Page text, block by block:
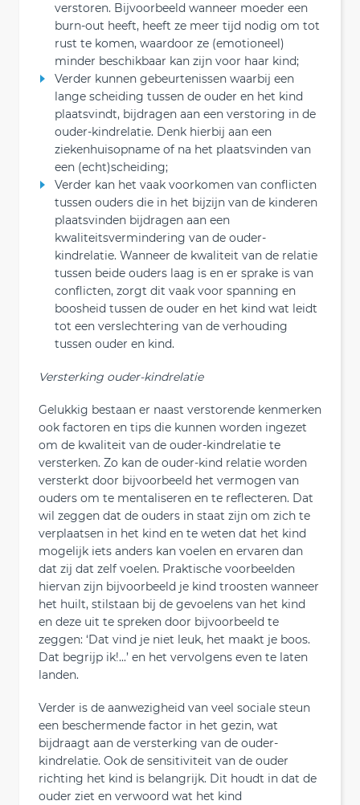
verstoren. Bijvoorbeeld wanneer moeder een
burn-out heeft, heeft ze meer tijd nodig om tot
rust te komen, waardoor ze (emotioneel)
minder beschikbaar kan zijn voor haar kind;
Verder kunnen gebeurtenissen waarbij een
lange scheiding tussen de ouder en het kind
plaatsvindt, bijdragen aan een verstoring in de
ouder-kindrelatie. Denk hierbij aan een
ziekenhuisopname of na het plaatsvinden van
een (echt)scheiding;
Verder kan het vaak voorkomen van conflicten
tussen ouders die in het bijzijn van de kinderen
plaatsvinden bijdragen aan een
kwaliteitsvermindering van de ouder-
kindrelatie. Wanneer de kwaliteit van de relatie
tussen beide ouders laag is en er sprake is van
conflicten, zorgt dit vaak voor spanning en
boosheid tussen de ouder en het kind wat leidt
tot een verslechtering van de verhouding
tussen ouder en kind.
Versterking ouder-kindrelatie
Gelukkig bestaan er naast verstorende kenmerken
ook factoren en tips die kunnen worden ingezet
om de kwaliteit van de ouder-kindrelatie te
versterken. Zo kan de ouder-kind relatie worden
versterkt door bijvoorbeeld het vermogen van
ouders om te mentaliseren en te reflecteren. Dat
wil zeggen dat de ouders in staat zijn om zich te
verplaatsen in het kind en te weten dat het kind
mogelijk iets anders kan voelen en ervaren dan
dat zij dat zelf voelen. Praktische voorbeelden
hiervan zijn bijvoorbeeld je kind troosten wanneer
het huilt, stilstaan bij de gevoelens van het kind
en deze uit te spreken door bijvoorbeeld te
zeggen: ‘Dat vind je niet leuk, het maakt je boos.
Dat begrijp ik!...’ en het vervolgens even te laten
landen.
Verder is de aanwezigheid van veel sociale steun
een beschermende factor in het gezin, wat
bijdraagt aan de versterking van de ouder-
kindrelatie. Ook de sensitiviteit van de ouder
richting het kind is belangrijk. Dit houdt in dat de
ouder ziet en verwoord wat het kind